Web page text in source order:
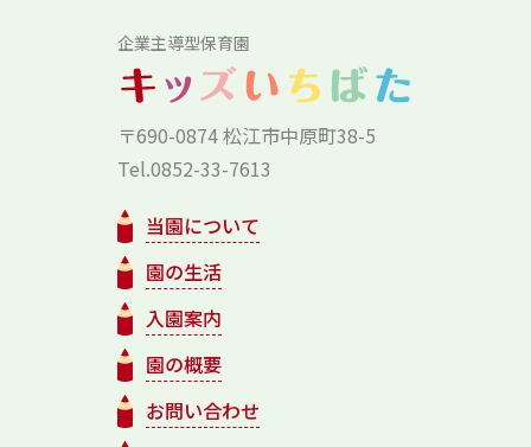
企業主導型保育園
〒690-0874 松江市中原町38-5
Tel.0852-33-7613
当園について
園の生活
入園案内
園の概要
お問い合わせ